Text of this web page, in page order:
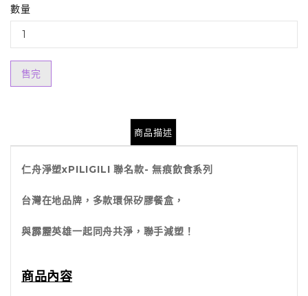
數量
售完
商品描述
仁舟淨塑xPILIGILI 聯名款- 無痕飲食系列
台灣在地品牌，多款環保矽膠餐盒，
與霹靂英雄一起同舟共淨，聯手減塑！
商品內容